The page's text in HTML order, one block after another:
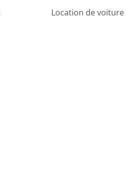
Location de voiture